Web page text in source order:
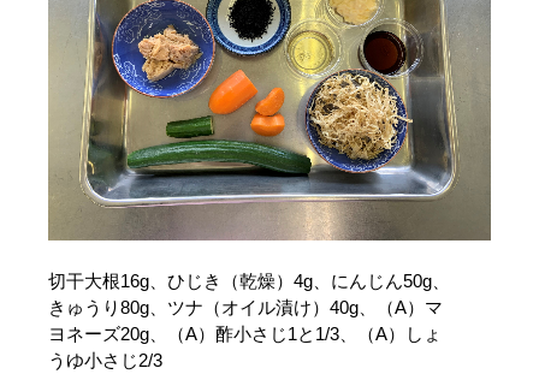
切干大根16g、ひじき（乾燥）4g、にんじん50g、
きゅうり80g、ツナ（オイル漬け）40g、（A）マ
ヨネーズ20g、（A）酢小さじ1と1/3、（A）しょ
うゆ小さじ2/3